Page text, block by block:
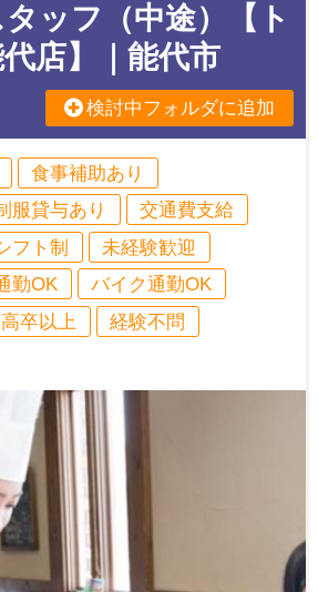
ッフ（中途）【ト
店】｜能代市
検討中フォルダに追加
食事補助あり
服貸与あり
交通費支給
フト制
未経験歓迎
勤OK
バイク通勤OK
高卒以上
経験不問